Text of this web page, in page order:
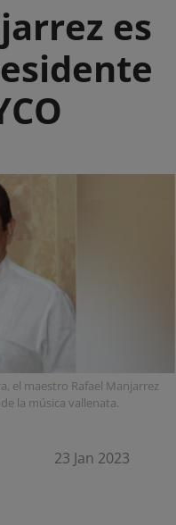
es
el maestro Rafael Manjarrez
la música vallenata.
23 Jan 2023